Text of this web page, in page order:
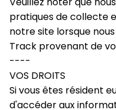
pratiques de collecte
notre site lorsque
Track provenant de
----
VOS DROITS
Si vous êtes résident
d'accéder aux